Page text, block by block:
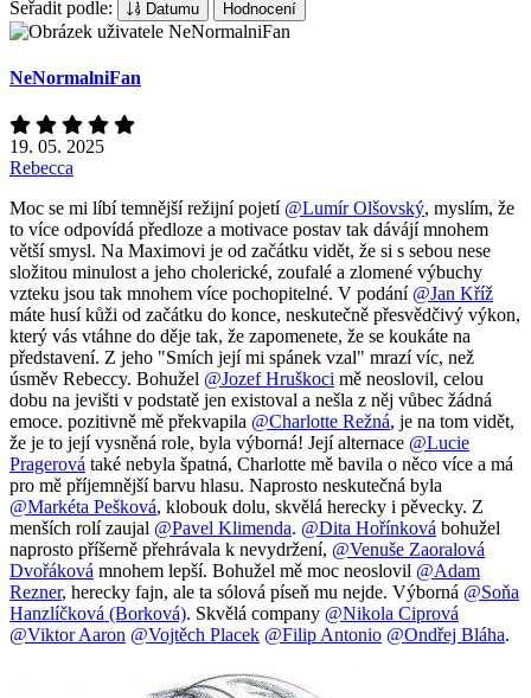
Seřadit podle: Datumu Hodnocení
NeNormalniFan
19. 05. 2025
Rebecca
Moc se mi líbí temnější režijní pojetí @Lumír Olšovský, myslím, že
to více odpovídá předloze a motivace postav tak dávájí mnohem
větší smysl. Na Maximovi je od začátku vidět, že si s sebou nese
složitou minulost a jeho cholerické, zoufalé a zlomené výbuchy
vzteku jsou tak mnohem více pochopitelné. V podání @Jan Kříž
máte husí kůži od začátku do konce, neskutečně přesvědčivý výkon,
který vás vtáhne do děje tak, že zapomenete, že se koukáte na
představení. Z jeho "Smích její mi spánek vzal" mrazí víc, než
úsměv Rebeccy. Bohužel @Jozef Hruškoci mě neoslovil, celou
dobu na jevišti v podstatě jen existoval a nešla z něj vůbec žádná
emoce. pozitivně mě překvapila @Charlotte Režná, je na tom vidět,
že je to její vysněná role, byla výborná! Její alternace @Lucie
Pragerová také nebyla špatná, Charlotte mě bavila o něco více a má
pro mě příjemnější barvu hlasu. Naprosto neskutečná byla
@Markéta Pešková, klobouk dolu, skvělá herecky i pěvecky. Z
menších rolí zaujal @Pavel Klimenda. @Dita Hořínková bohužel
naprosto příšerně přehrávala k nevydržení, @Venuše Zaoralová
Dvořáková mnohem lepší. Bohužel mě moc neoslovil @Adam
Rezner, herecky fajn, ale ta sólová píseň mu nejde. Výborná @Soňa
Hanzlíčková (Borková). Skvělá company @Nikola Ciprová
@Viktor Aaron @Vojtěch Placek @Filip Antonio @Ondřej Bláha.